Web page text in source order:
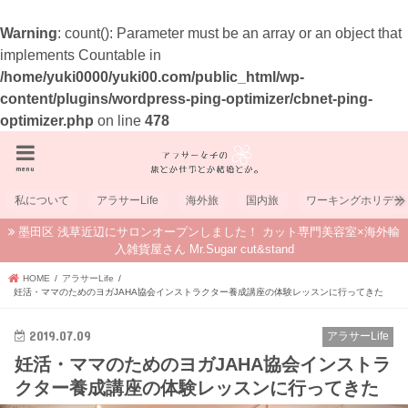
Warning: count(): Parameter must be an array or an object that
implements Countable in
/home/yuki0000/yuki00.com/public_html/wp-
content/plugins/wordpress-ping-optimizer/cbnet-ping-
optimizer.php on line 478
menu
私について アラサーLife 海外旅 国内旅 ワーキングホリデー
墨田区 浅草近辺にサロンオープンしました！ カット専門美容室×海外輸
入雑貨屋さん Mr.Sugar cut&stand
HOME
アラサーLife
妊活・ママのためのヨガJAHA協会インストラクター養成講座の体験レッスンに行ってきた
アラサーLife
2019.07.09
妊活・ママのためのヨガJAHA協会インストラ
クター養成講座の体験レッスンに行ってきた